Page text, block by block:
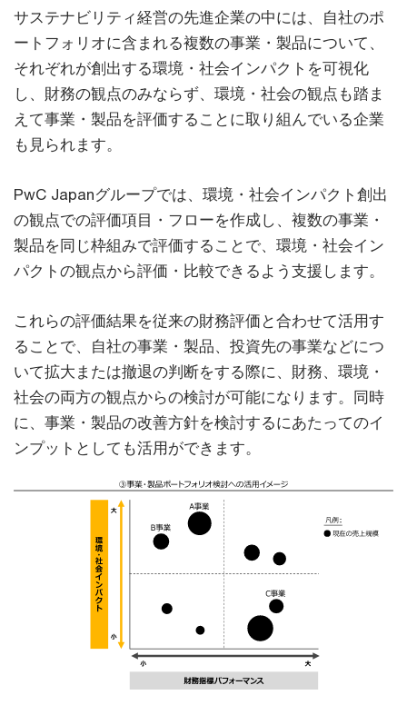
サステナビリティ経営の先進企業の中には、自社のポ
ートフォリオに含まれる複数の事業・製品について、
それぞれが創出する環境・社会インパクトを可視化
し、財務の観点のみならず、環境・社会の観点も踏ま
えて事業・製品を評価することに取り組んでいる企業
も見られます。
PwC Japanグループでは、環境・社会インパクト創出
の観点での評価項目・フローを作成し、複数の事業・
製品を同じ枠組みで評価することで、環境・社会イン
パクトの観点から評価・比較できるよう支援します。
これらの評価結果を従来の財務評価と合わせて活用す
ることで、自社の事業・製品、投資先の事業などにつ
いて拡大または撤退の判断をする際に、財務、環境・
社会の両方の観点からの検討が可能になります。同時
に、事業・製品の改善方針を検討するにあたってのイ
ンプットとしても活用ができます。